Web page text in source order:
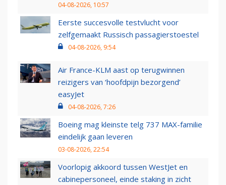
04-08-2026, 10:57
Eerste succesvolle testvlucht voor
zelfgemaakt Russisch passagierstoestel
04-08-2026, 9:54
Air France-KLM aast op terugwinnen
reizigers van ‘hoofdpijn bezorgend’
easyJet
04-08-2026, 7:26
Boeing mag kleinste telg 737 MAX-familie
eindelijk gaan leveren
03-08-2026, 22:54
Voorlopig akkoord tussen WestJet en
cabinepersoneel, einde staking in zicht